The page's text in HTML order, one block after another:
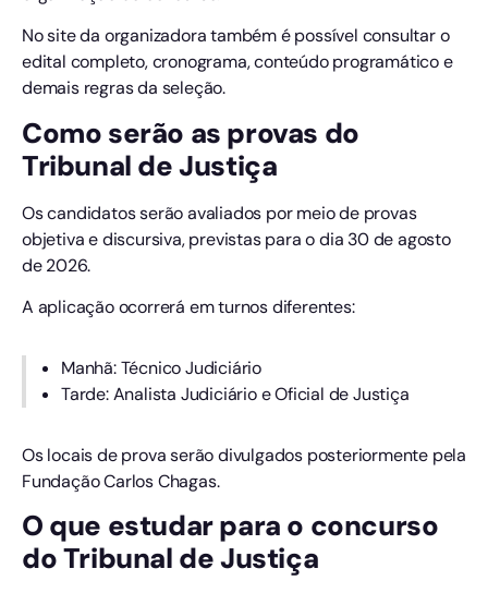
No site da organizadora também é possível consultar o
edital completo, cronograma, conteúdo programático e
demais regras da seleção.
Como serão as provas do
Tribunal de Justiça
Os candidatos serão avaliados por meio de provas
objetiva e discursiva, previstas para o dia 30 de agosto
de 2026.
A aplicação ocorrerá em turnos diferentes:
Manhã: Técnico Judiciário
Tarde: Analista Judiciário e Oficial de Justiça
Os locais de prova serão divulgados posteriormente pela
Fundação Carlos Chagas.
O que estudar para o concurso
do Tribunal de Justiça